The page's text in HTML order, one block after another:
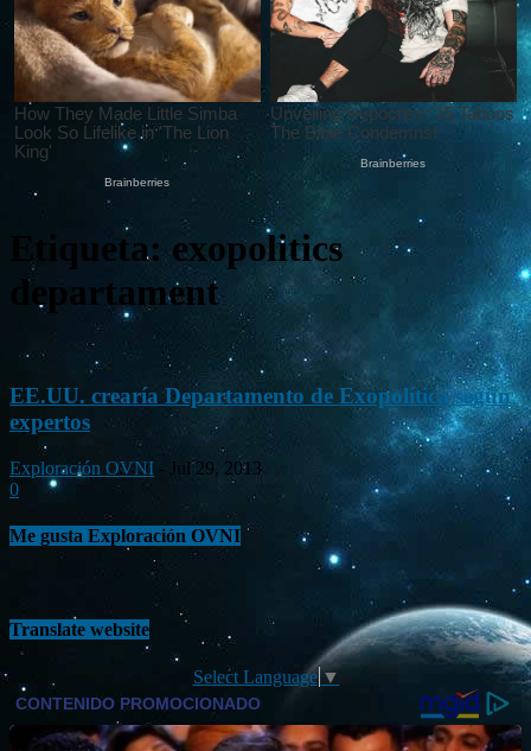
Etiqueta: exopolitics
departament
EE.UU. crearía Departamento de Exopolítica según
expertos
Exploración OVNI - Jul 29, 2013
0
Me gusta Exploración OVNI
Translate website
Select Language ▼